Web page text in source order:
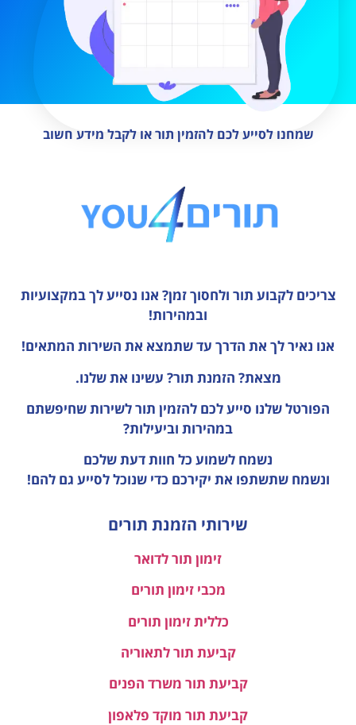
שמחנו לסייע לכם להזמין תור או לקבל מידע חשוב
צריכים לקבוע תור ולחסוך זמן? אנו נסייע לך במקצועיות
ובמהירות!
אנו נאיר לך את הדרך עד שתמצא את השירות המתאים!
מצאת? הזמנת תור? עשינו את שלנו.
הפורטל שלנו סייע לכם להזמין תור לשירות שחיפשתם
במהירות וביעילות?
נשמח לשמוע כל חוות דעתשלכם
ונשמח שתשתפו את יקירכם כדי שנוכל לסייע גם להם!
שירותי הזמנת תורים
זימון תור לדואר
מכבי זימון תורים
כללית זימון תורים
קביעת תור לתאוריה
קביעת תור משרד הפנים
קביעת תור מוקד פלאפון